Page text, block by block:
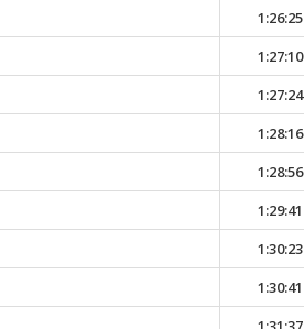
1:26:25
1:27:10
1:27:24
1:28:16
1:28:56
1:29:41
1:30:23
1:30:41